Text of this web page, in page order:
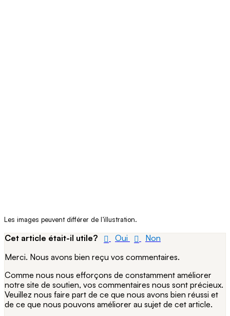
Les images peuvent différer de l’illustration.
Cet article était-il utile? Oui
Non
Merci. Nous avons bien reçu vos commentaires.
Comme nous nous efforçons de constamment améliorer
notre site de soutien, vos commentaires nous sont précieux.
Veuillez nous faire part de ce que nous avons bien réussi et
de ce que nous pouvons améliorer au sujet de cet article.